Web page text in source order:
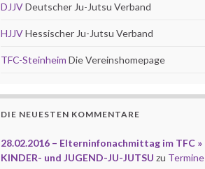
DJJVDeutscher Ju-Jutsu Verband
HJJVHessischer Ju-Jutsu Verband
TFC-Steinheim Die Vereinshomepage
DIE NEUESTEN KOMMENTARE
28.02.2016 – Elterninfonachmittag im TFC »
KINDER- und JUGEND-JU-JUTSU zu Termine